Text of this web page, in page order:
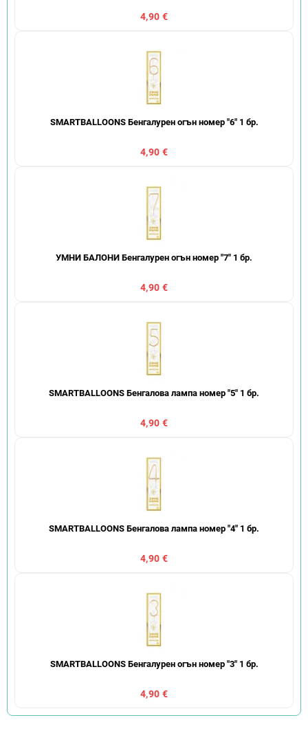
4,90 €
SMARTBALLOONS Бенгалурен огън номер "6" 1 бр.
4,90 €
УМНИ БАЛОНИ Бенгалурен огън номер "7" 1 бр.
4,90 €
SMARTBALLOONS Бенгалова лампа номер "5" 1 бр.
4,90 €
SMARTBALLOONS Бенгалова лампа номер "4" 1 бр.
4,90 €
SMARTBALLOONS Бенгалурен огън номер "3" 1 бр.
4,90 €